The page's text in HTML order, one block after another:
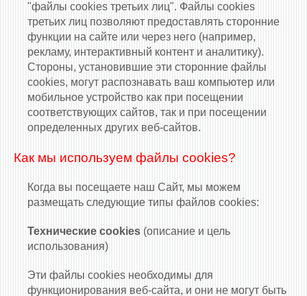
"файлы cookies третьих лиц". Файлы cookies
третьих лиц позволяют предоставлять сторонние
функции на сайте или через него (например,
рекламу, интерактивный контент и аналитику).
Стороны, установившие эти сторонние файлы
cookies, могут распознавать ваш компьютер или
мобильное устройство как при посещении
соответствующих сайтов, так и при посещении
определенных других веб-сайтов.
Как мы используем файлы cookies?
Когда вы посещаете наш Сайт, мы можем
размещать следующие типы файлов cookies:
Технические cookies (описание и цель
использования)
Эти файлы cookies необходимы для
функционирования веб-сайта, и они не могут быть